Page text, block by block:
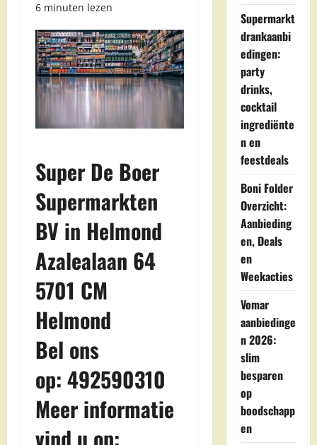
6 minuten lezen
Super De Boer
Supermarkten
BV in Helmond
Azalealaan 64
5701 CM
Helmond
Bel ons
op: 492590310
Meer informatie
vind u op:
Supermarkt
drankaanbi
edingen:
party
drinks,
cocktail
ingrediënte
n en
feestdeals
Boni Folder
Overzicht:
Aanbieding
en, Deals
en
Weekacties
Vomar
aanbiedinge
n 2026:
slim
besparen
op
boodschapp
en